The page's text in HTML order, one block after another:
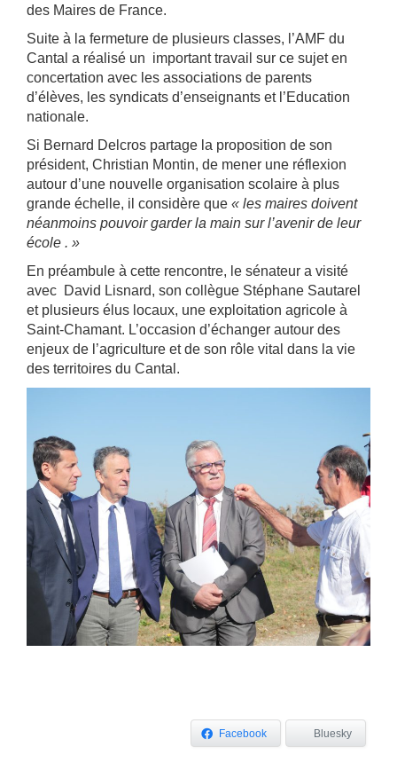
des Maires de France.
Suite à la fermeture de plusieurs classes, l’AMF du
Cantal a réalisé un important travail sur ce sujet en
concertation avec les associations de parents
d’élèves, les syndicats d’enseignants et l’Education
nationale.
Si Bernard Delcros partage la proposition de son
président, Christian Montin, de mener une réflexion
autour d’une nouvelle organisation scolaire à plus
grande échelle, il considère que « les maires doivent
néanmoins pouvoir garder la main sur l’avenir de leur
école . »
En préambule à cette rencontre, le sénateur a visité
avec David Lisnard, son collègue Stéphane Sautarel
et plusieurs élus locaux, une exploitation agricole à
Saint-Chamant. L’occasion d’échanger autour des
enjeux de l’agriculture et de son rôle vital dans la vie
des territoires du Cantal.
Facebook Bluesky